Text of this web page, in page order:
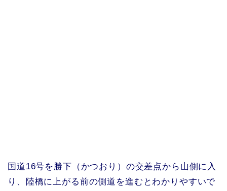
国道16号を勝下（かつおり）の交差点から山側に入
り、陸橋に上がる前の側道を進むとわかりやすいで